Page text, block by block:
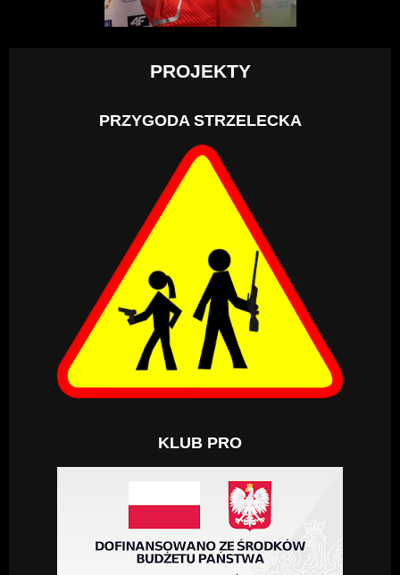
PROJEKTY
PRZYGODA STRZELECKA
KLUB PRO